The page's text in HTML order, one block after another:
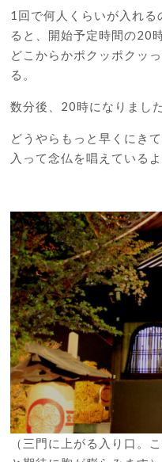
1回で何人くらいが入れ
ると、開始予定時間の20
どこからかポクッポクッ
る。
数分後、20時になりまし
どうやらもっと早くにき
入って念仏を唱えているよ
（三門に上がる入り口。